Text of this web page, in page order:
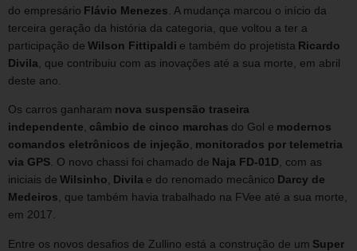
do empresário Flávio Menezes . A mudança marcou o início da
terceira geração da história da categoria, que voltou a ter a
participação de Wilson Fittipaldi e também do projetista Ricardo
Divila , que contribuiu com as inovações até a sua morte, em abril
deste ano.
Os carros ganharam nova suspensão traseira
independente, câmbio de cinco marchas do Gol e modernos
comandos eletrônicos de injeção, monitorados por telemetria
via GPS. O novo chassi foi chamado de Naja FD-01D, com as
iniciais de Wilsinho, Divila e do renomado mecânico Darcy de
Medeiros, que também havia trabalhado na FVee até a sua morte,
em 2017.
Entre os novos desafios de Zullino está a construção de um Super